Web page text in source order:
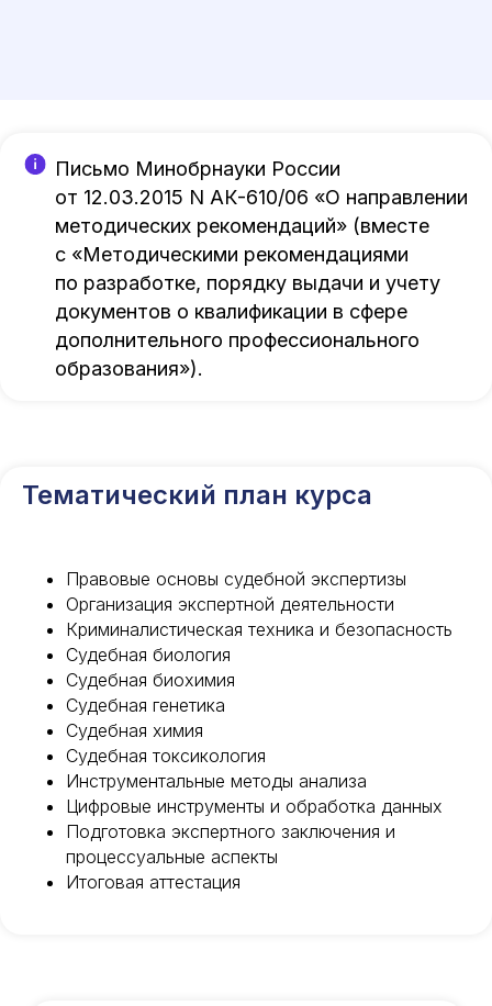
Письмо Минобрнауки России
от 12.03.2015 N АК-610/06 «О направлении
методических рекомендаций» (вместе
с «Методическими рекомендациями
по разработке, порядку выдачи и учету
документов о квалификации в сфере
дополнительного профессионального
образования»).
Тематический план курса
Правовые основы судебной экспертизы
Организация экспертной деятельности
Криминалистическая техника и безопасность
Судебная биология
Судебная биохимия
Судебная генетика
Судебная химия
Судебная токсикология
Инструментальные методы анализа
Цифровые инструменты и обработка данных
Подготовка экспертного заключения и
процессуальные аспекты
Итоговая аттестация
©2026 ООО «МЦ МФО» МОСКВА
и фармацевтического образования
Соглашение о конфиденциальности
Политика конфиденциальности
Проверить лицензию
Юридический адрес: 107031, г.Москва, вн.тер.г.
Муниципальный Округ Мещанский, ул Кузнецкий
Мост, д. 19, стр.2
Оферта об образовательных услугах
Публичная оферта
info@kursmedik.ru
Повышение квалификации